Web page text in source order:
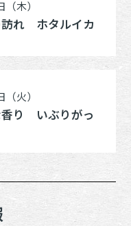
木）
訪れ ホタルイカ
火）
香り いぶりがっ